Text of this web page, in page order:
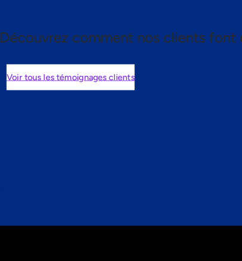
Découvrez comment nos clients
Voir tous les témoignages clients